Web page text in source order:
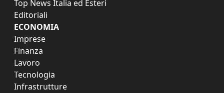
Top News Italia ed Esteri
Editoriali
ECONOMIA
Imprese
Finanza
Lavoro
Tecnologia
Infrastrutture